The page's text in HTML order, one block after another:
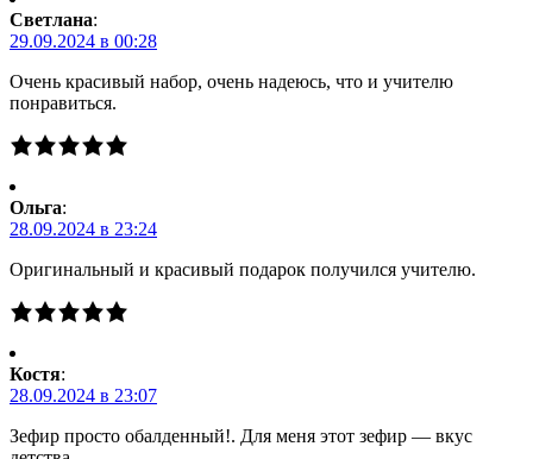
Светлана:
29.09.2024 в 00:28
Очень красивый набор, очень надеюсь, что и учителю
понравиться.
Ольга:
28.09.2024 в 23:24
Оригинальный и красивый подарок получился учителю.
Костя:
28.09.2024 в 23:07
Зефир просто обалденный!. Для меня этот зефир — вкус